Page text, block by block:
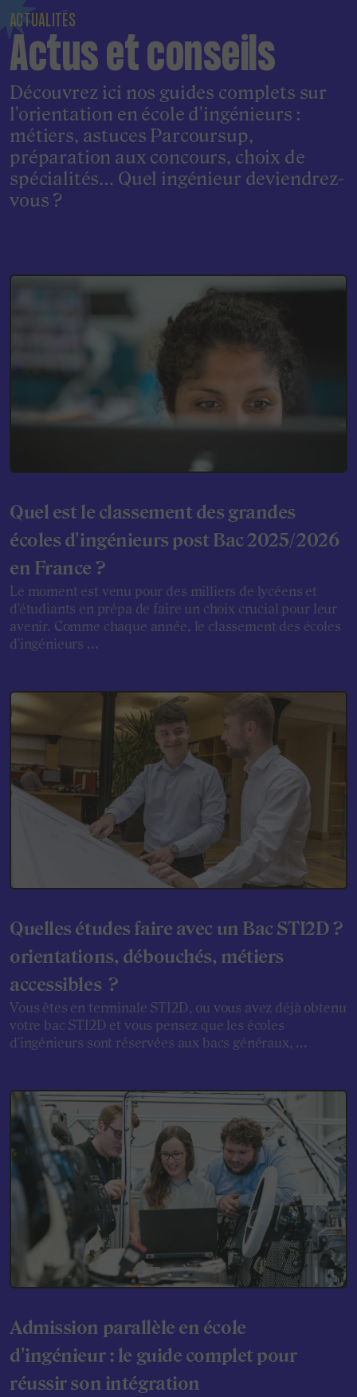
ACTUALITÉS
Actus et conseils
Découvrez ici nos guides complets sur
l'orientation en école d'ingénieurs :
métiers, astuces Parcoursup,
préparation aux concours, choix de
spécialités… Quel ingénieur deviendrez-
vous ?
Quel est le classement des grandes
écoles d'ingénieurs post Bac 2025/2026
en France ?
Le moment est venu pour des milliers de lycéens et
d'étudiants en prépa de faire un choix crucial pour leur
avenir. Comme chaque année, le classement des écoles
d'ingénieurs ...
Quelles études faire avec un Bac STI2D ?
orientations, débouchés, métiers
accessibles ?
Vous êtes en terminale STI2D, ou vous avez déjà obtenu
votre bac STI2D et vous pensez que les écoles
d'ingénieurs sont réservées aux bacs généraux, ...
Admission parallèle en école
d'ingénieur : le guide complet pour
réussir son intégration